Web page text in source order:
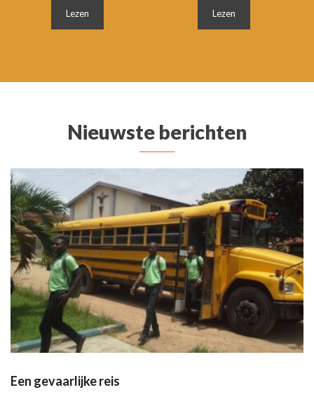
Lezen Lezen
Nieuwste berichten
Een gevaarlijke reis